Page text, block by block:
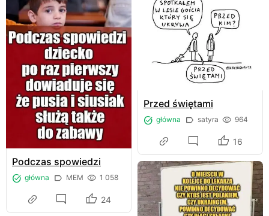
Podczas spowiedzi
główna MEM 1 058
24
Przed świętami
główna satyra 964
16